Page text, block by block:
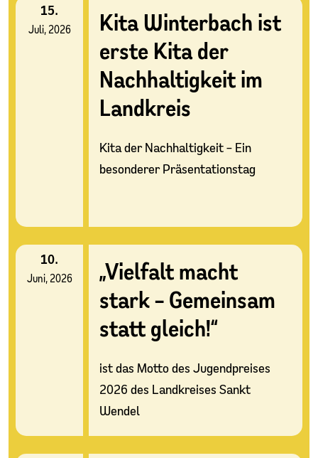
15.
Juli, 2026
Kita Winterbach ist
erste Kita der
Nachhaltigkeit im
Landkreis
Kita der Nachhaltigkeit – Ein
besonderer Präsentationstag
10.
Juni, 2026
„Vielfalt macht
stark – Gemeinsam
statt gleich!“
ist das Motto des Jugendpreises
2026 des Landkreises Sankt
Wendel